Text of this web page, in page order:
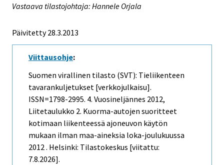
Vastaava tilastojohtaja: Hannele Orjala
Päivitetty 28.3.2013
Viittausohje:
Suomen virallinen tilasto (SVT): Tieliikenteen
tavarankuljetukset [verkkojulkaisu].
ISSN=1798-2995. 4. Vuosineljännes 2012,
Liitetaulukko 2. Kuorma-autojen suoritteet
kotimaan liikenteessä ajoneuvon käytön
mukaan ilman maa-aineksia loka-joulukuussa
2012 . Helsinki: Tilastokeskus [viitattu:
7.8.2026].